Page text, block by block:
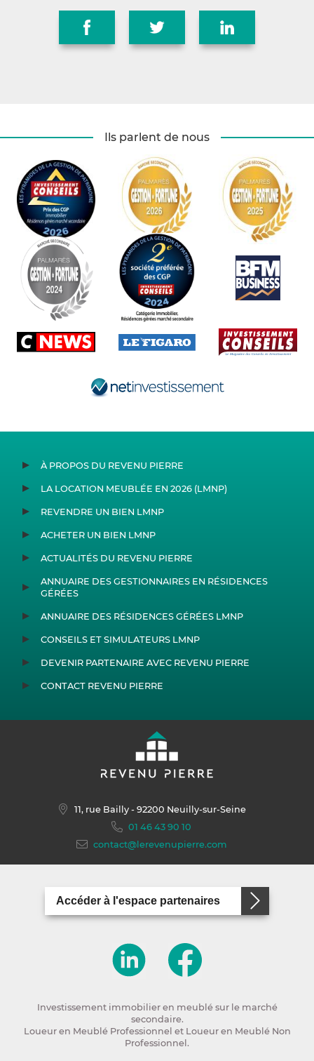
Ils parlent de nous
À PROPOS DU REVENU PIERRE
LA LOCATION MEUBLÉE EN 2026 (LMNP)
REVENDRE UN BIEN LMNP
ACHETER UN BIEN LMNP
ACTUALITÉS DU REVENU PIERRE
ANNUAIRE DES GESTIONNAIRES EN RÉSIDENCES
GÉRÉES
ANNUAIRE DES RÉSIDENCES GÉRÉES LMNP
CONSEILS ET SIMULATEURS LMNP
DEVENIR PARTENAIRE AVEC REVENU PIERRE
CONTACT REVENU PIERRE
11, rue Bailly- 92200 Neuilly-sur-Seine
01 46 43 90 10
contact@lerevenupierre.com
Accéder à l'espace partenaires
Investissement immobilier en meublé sur le marché
secondaire.
Loueur en Meublé Professionnel et Loueur en Meublé Non
Professionnel.